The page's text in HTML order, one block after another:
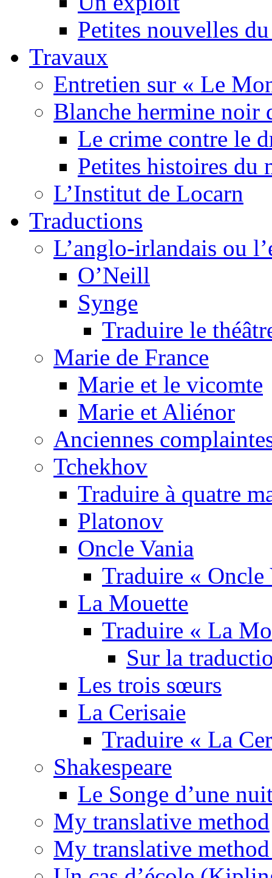
Petites nouvelles
Travaux
Entretien sur « Le
Blanche hermine noir
Le crime contre le
Petites histoires du
L’Institut de Locarn
Traductions
L’anglo-irlandais ou
O’Neill
Synge
Traduire le
Marie de France
Marie et le vicomte
Marie et Aliénor
Anciennes
Tchekhov
Traduire à quatre
Platonov
Oncle Vania
Traduire « Oncle
La Mouette
Traduire « La
Sur la
Les trois sœurs
La Cerisaie
Traduire « La
Shakespeare
Le Songe d’une
My translative method
My translative